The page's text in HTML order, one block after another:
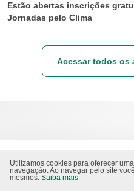
Estão abertas inscrições
Jornadas pelo Clima
Acessar todos os
Utilizamos cookies para oferecer
navegação. Ao navegar pelo site
mesmos. Saiba mais